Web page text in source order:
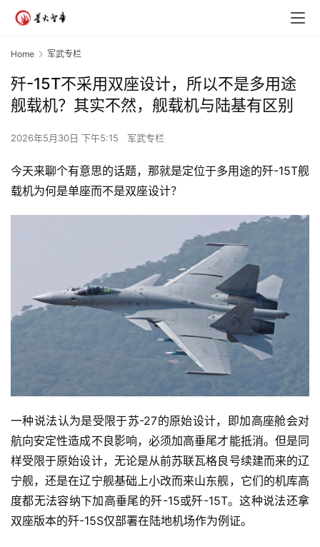
Home 军武专栏
歼-15T不采用双座设计，所以不是多用途
舰载机？其实不然，舰载机与陆基有区别
2026年5月30日 下午5:15 军武专栏
今天来聊个有意思的话题，那就是定位于多用途的歼-15T舰
载机为何是单座而不是双座设计？
一种说法认为是受限于苏-27的原始设计，即加高座舱会对
航向安定性造成不良影响，必须加高垂尾才能抵消。但是同
样受限于原始设计，无论是从前苏联瓦格良号续建而来的辽
宁舰，还是在辽宁舰基础上小改而来山东舰，它们的机库高
度都无法容纳下加高垂尾的歼-15或歼-15T。这种说法还拿
双座版本的歼-15S仅部署在陆地机场作为例证。